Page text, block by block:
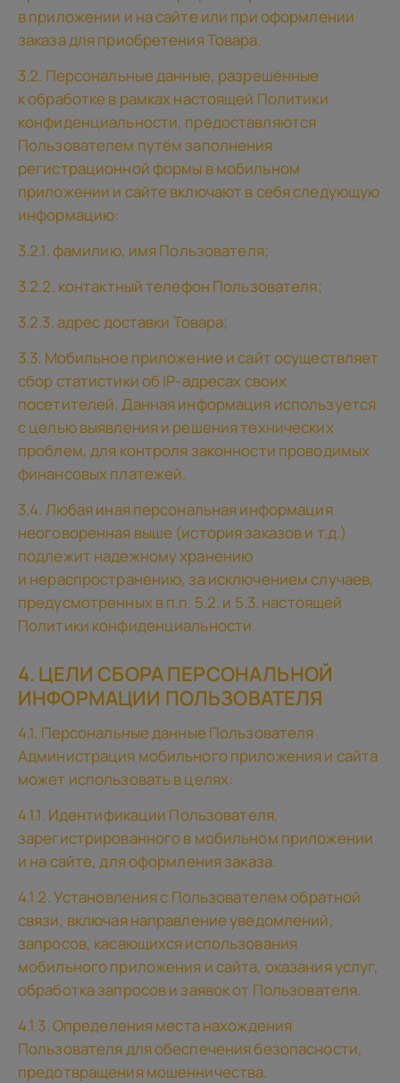
в приложении и на сайте или при оформлении
заказа для приобретения Товара.
3.2. Персональные данные, разрешённые
к обработке в рамках настоящей Политики
конфиденциальности, предоставляются
Пользователем путём заполнения
регистрационной формы в мобильном
приложении и сайте включают в себя следующую
информацию:
3.2.1. фамилию, имя Пользователя;
3.2.2. контактный телефон Пользователя;
3.2.3. адрес доставки Товара;
3.3. Мобильное приложение и сайт осуществляет
сбор статистики об IP-адресах своих
посетителей. Данная информация используется
с целью выявления и решения технических
проблем, для контроля законности проводимых
финансовых платежей.
3.4. Любая иная персональная информация
неоговоренная выше (история заказов и т.д.)
подлежит надежному хранению
и нераспространению, за исключением случаев,
предусмотренных в п.п. 5.2. и 5.3. настоящей
Политики конфиденциальности.
4. ЦЕЛИ СБОРА ПЕРСОНАЛЬНОЙ
ИНФОРМАЦИИ ПОЛЬЗОВАТЕЛЯ
4.1. Персональные данные Пользователя
Администрация мобильного приложения и сайта
может использовать в целях:
4.1.1. Идентификации Пользователя,
зарегистрированного в мобильном приложении
и на сайте, для оформления заказа.
4.1.2. Установления с Пользователем обратной
связи, включая направление уведомлений,
запросов, касающихся использования
мобильного приложения и сайта, оказания услуг,
обработка запросов и заявок от Пользователя.
4.1.3. Определения места нахождения
Пользователя для обеспечения безопасности,
предотвращения мошенничества.